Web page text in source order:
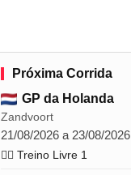
Próxima Corrida
GP da Holanda
Zandvoort
21/08/2026 a 23/08/2026
🏋️‍♂️ Treino Livre 1